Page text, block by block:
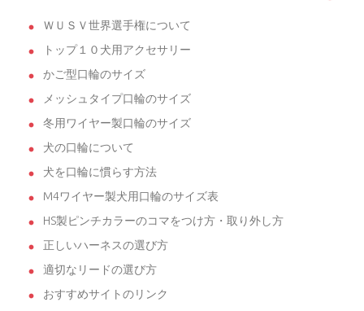
ＷＵＳＶ世界選手権について
トップ１０犬用アクセサリー
かご型口輪のサイズ
メッシュタイプ口輪のサイズ
冬用ワイヤー製口輪のサイズ
犬の口輪について
犬を口輪に慣らす方法
M4ワイヤー製犬用口輪のサイズ表
HS製ピンチカラーのコマをつけ方・取り外し方
正しいハーネスの選び方
適切なリードの選び方
おすすめサイトのリンク